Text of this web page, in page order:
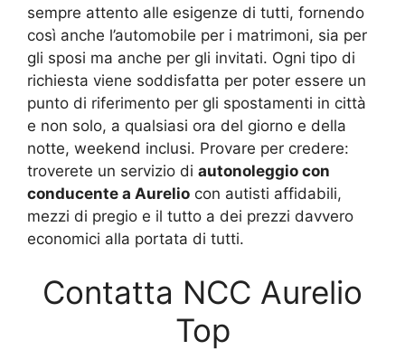
sempre attento alle esigenze di tutti, fornendo
così anche l’automobile per i matrimoni, sia per
gli sposi ma anche per gli invitati. Ogni tipo di
richiesta viene soddisfatta per poter essere un
punto di riferimento per gli spostamenti in città
e non solo, a qualsiasi ora del giorno e della
notte, weekend inclusi. Provare per credere:
troverete un servizio di autonoleggio con
conducente a Aurelio con autisti affidabili,
mezzi di pregio e il tutto a dei prezzi davvero
economici alla portata di tutti.
Contatta NCC Aurelio
Top